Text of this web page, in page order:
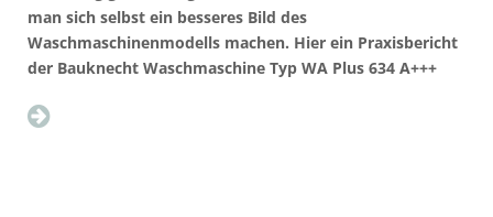
man sich selbst ein besseres Bild des
Waschmaschinenmodells machen. Hier ein Praxisbericht
der Bauknecht Waschmaschine Typ WA Plus 634 A+++